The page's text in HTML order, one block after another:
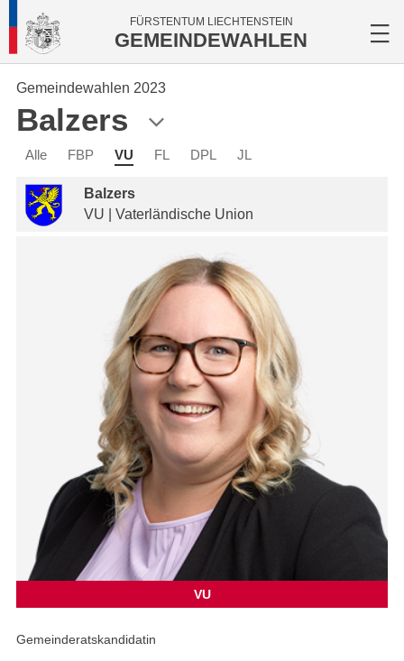
FÜRSTENTUM LIECHTENSTEIN
GEMEINDEWAHLEN
Gemeindewahlen 2023
Balzers
Alle FBP VU FL DPL JL
Balzers
VU | Vaterländische Union
VU
Gemeinderatskandidatin